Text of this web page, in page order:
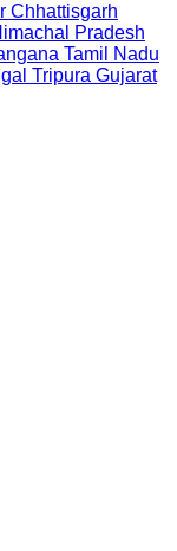
Chhattisgarh
Pradesh
Tamil Nadu
Tripura Gujarat